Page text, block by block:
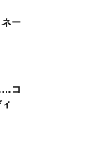
ー
コ